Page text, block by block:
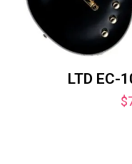
LTD EC-
$